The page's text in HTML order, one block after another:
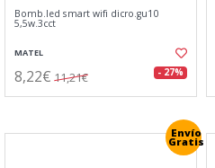
Bomb.led smart wifi dicro.gu10
5,5w.3cct
MATEL
8,22€ 11,21€ - 27%
Envío
Gratis